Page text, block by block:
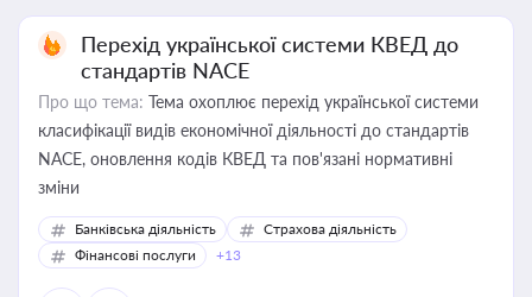
Перехід української системи КВЕД до
стандартів NACE
Про що тема: Тема охоплює перехід української системи
класифікації видів економічної діяльності до стандартів
NACE, оновлення кодів КВЕД та пов'язані нормативні
зміни
Банківська діяльність
Страхова діяльність
Фінансові послуги
+13